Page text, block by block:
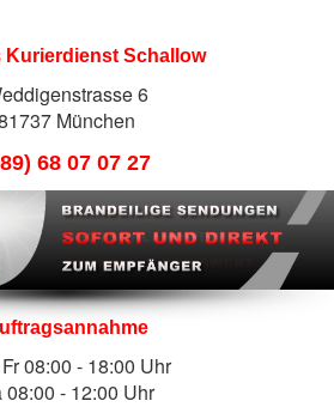
Kurierdienst Schallow
6
München
68 07 07 27
08:00 - 18:00 Uhr
08:00 - 12:00 Uhr